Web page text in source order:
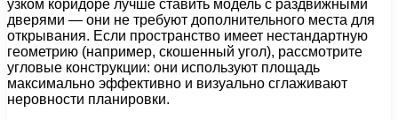
узком коридоре лучше ставить модель с раздвижными
дверями — они не требуют дополнительного места для
открывания. Если пространство имеет нестандартную
геометрию (например, скошенный угол), рассмотрите
угловые конструкции: они используют площадь
максимально эффективно и визуально сглаживают
неровности планировки.